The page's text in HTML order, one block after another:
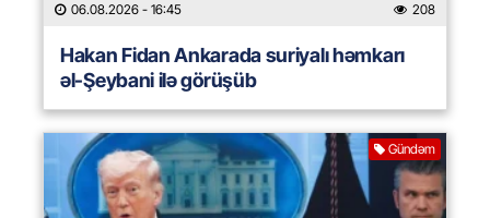
06.08.2026 - 16:45 208
Hakan Fidan Ankarada suriyalı həmkarı
əl-Şeybani ilə görüşüb
Gündəm